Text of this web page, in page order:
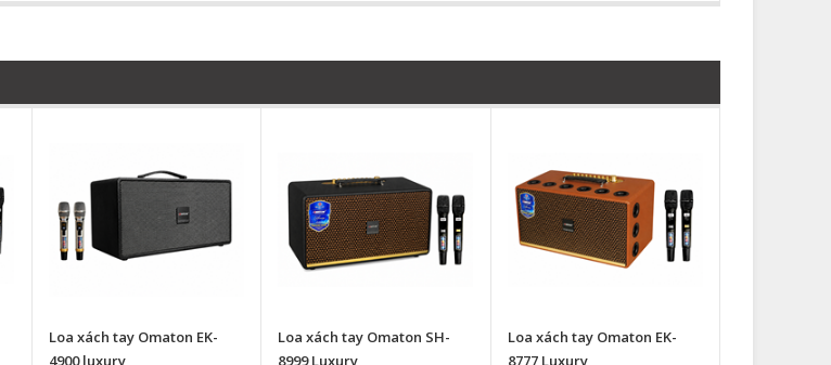
Loa xách tay Omaton EK-
Loa xách tay Omaton SH-
Loa xách tay Omaton EK-